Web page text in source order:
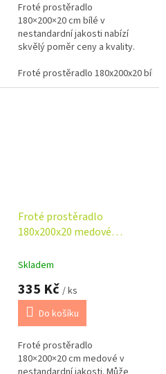
Froté prostěradlo
180×200×20 cm bílé v
nestandardní jakosti nabízí
skvělý poměr ceny a kvality.
(někdy již opravené), které
nemají vliv na...
Froté prostěradlo 180x200x20 bílé
Froté prostěradlo
180x200x20 medové
Skladem
335 Kč / ks
Do košíku
Froté prostěradlo
180×200×20 cm medové v